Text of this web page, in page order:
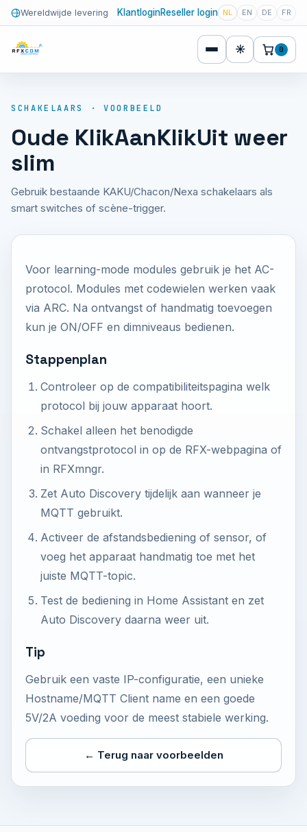
Wereldwijde levering KlantloginReseller login NL EN DE FR
☀ 0
SCHAKELAARS · VOORBEELD
Oude KlikAanKlikUit weer
slim
Gebruik bestaande KAKU/Chacon/Nexa schakelaars als
smart switches of scène-trigger.
Voor learning-mode modules gebruik je het AC-
protocol. Modules met codewielen werken vaak
via ARC. Na ontvangst of handmatig toevoegen
kun je ON/OFF en dimniveaus bedienen.
Stappenplan
Controleer op de compatibiliteitspagina welk
protocol bij jouw apparaat hoort.
Schakel alleen het benodigde
ontvangstprotocol in op de RFX-webpagina of
in RFXmngr.
Zet Auto Discovery tijdelijk aan wanneer je
MQTT gebruikt.
Activeer de afstandsbediening of sensor, of
voeg het apparaat handmatig toe met het
juiste MQTT-topic.
Test de bediening in Home Assistant en zet
Auto Discovery daarna weer uit.
Tip
Gebruik een vaste IP-configuratie, een unieke
Hostname/MQTT Client name en een goede
5V/2A voeding voor de meest stabiele werking.
← Terug naar voorbeelden